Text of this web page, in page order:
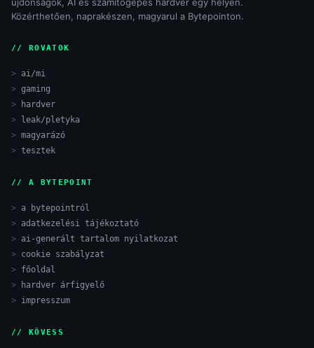
újdonságok, AI és számítógépes hardver egy helyen.
Közérthetően, naprakészen, magyarul a Bytepointon.
// ROVATOK
ai/mi
gaming
hardver
leak/pletyka
magyarázó
tesztek
// A BYTEPOINT
a bytepointról
adatkezelési tájékoztató
ai-generált tartalom nyilatkozat
cookie szabályzat
főoldal
hardver árfigyelő
impresszum
// KÖVESS